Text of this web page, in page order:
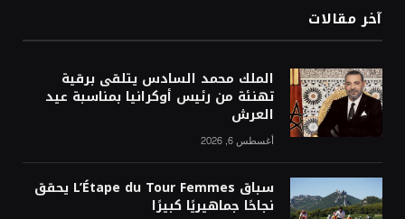
آخر مقالات
الملك محمد السادس يتلقى برقية
تهنئة من رئيس أوكرانيا بمناسبة عيد
العرش
أغسطس 6, 2026
سباق L’Étape du Tour Femmes يحقق
نجاحًا جماهيريًا كبيرًا